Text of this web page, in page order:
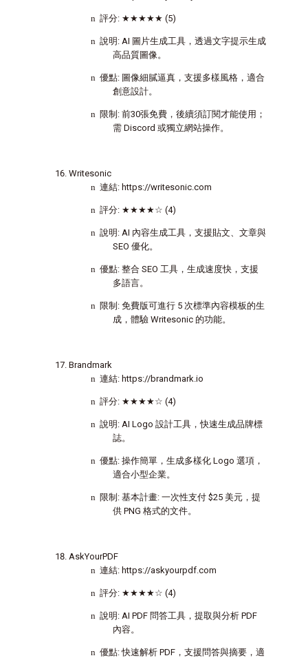
n 評分: ★★★★★ (5)
n 說明: AI 圖片生成工具，透過文字提示生成
高品質圖像。
n 優點: 圖像細膩逼真，支援多樣風格，適合
創意設計。
n 限制: 前30張免費，後續須訂閱才能使用；
需 Discord 或獨立網站操作。
Writesonic
n 連結: https://writesonic.com
n 評分: ★★★★☆ (4)
n 說明: AI 內容生成工具，支援貼文、文章與
SEO 優化。
n 優點: 整合 SEO 工具，生成速度快，支援
多語言。
n 限制: 免費版可進行 5 次標準內容模板的生
成，體驗 Writesonic 的功能。
Brandmark
n 連結: https://brandmark.io
n 評分: ★★★★☆ (4)
n 說明: AI Logo 設計工具，快速生成品牌標
誌。
n 優點: 操作簡單，生成多樣化 Logo 選項，
適合小型企業。
n 限制: 基本計畫: 一次性支付 $25 美元，提
供 PNG 格式的文件。
AskYourPDF
n 連結: https://askyourpdf.com
n 評分: ★★★★☆ (4)
n 說明: AI PDF 問答工具，提取與分析 PDF
內容。
n 優點:快速解析 PDF ，支援問答與摘要，適